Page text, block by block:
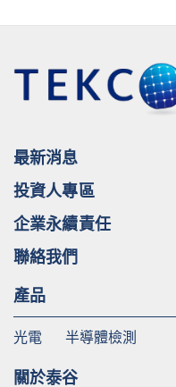
最新消息
投資人專區
企業永續責任
聯絡我們
產品
光電 半導體檢測
關於泰谷